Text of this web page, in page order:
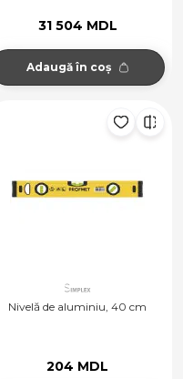
31 504 MDL
Adaugă în coș
Nivelă de aluminiu, 40 cm
204 MDL